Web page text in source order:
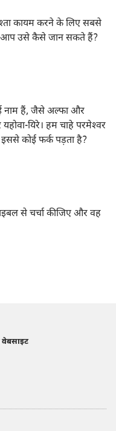
कायम करने के लिए सबसे
आप उसे कैसे जान सकते हैं?
नाम हैं, जैसे अल्फा और
यिरे। हम चाहे परमेश्‍वर
कोई फर्क पड़ता है?
से चर्चा कीजिए और वह
वेबसाइट